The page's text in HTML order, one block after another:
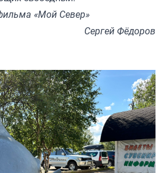
«Мой Север»
Сергей Фёдоров